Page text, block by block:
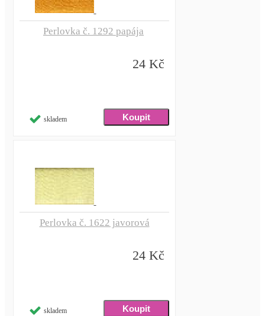
Perlovka č. 1292 papája
24 Kč
skladem
Perlovka č. 1622 javorová
24 Kč
skladem